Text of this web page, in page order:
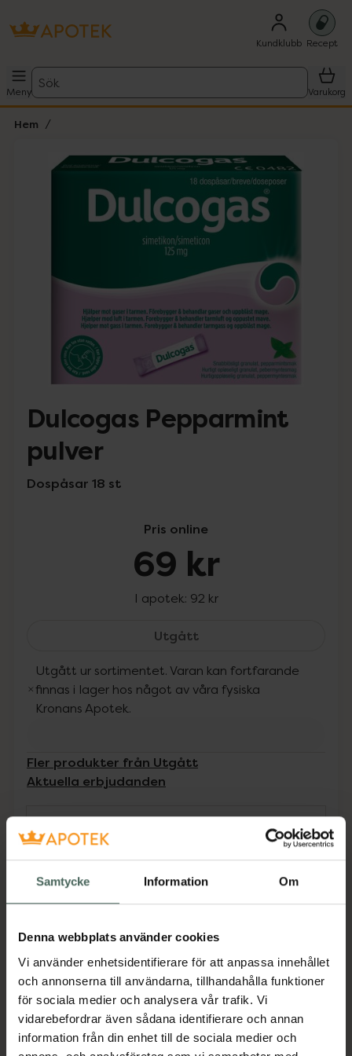
Samtycke Information Om
Denna webbplats använder cookies
Vi använder enhetsidentifierare för att anpassa innehållet
och annonserna till användarna, tillhandahålla funktioner
för sociala medier och analysera vår trafik. Vi
vidarebefordrar även sådana identifierare och annan
information från din enhet till de sociala medier och
Kundklubb Recept
Meny
Sök
Varukorg
Hem
Lista: . Innehåller 1 objekt.
Hoppa över Lista
Dulcogas Pepparmint
pulver
Dospåsar 18 st
Pris online
69 kr
I apotek: 92 kr
UtgåttDulcogas Pepparmint
Utgått ur sortimentet. Varan kan fortfarande
finnas i lager hos något av våra fysiska
Kronans Apotek.
Fler produkter från Utgått
Aktuella erbjudanden
Beskrivning Dölj
Dulcogas motverkar uppblåsthet och
förebygger gaser i magen. Dulcogas är
låter det smälta på tungan. Dulcogas ger
snabb lindring. Dulcogas innehåller det aktiva
ämnet simetikon. Simetikon är ett
gashämmande medel som bryter ner gas
som samlats i mage och tarm.Från 6 år.
Pepparmintsmak.Kan tas av gravida och
ammande. 18 st dospåsar.Dulcogas är en